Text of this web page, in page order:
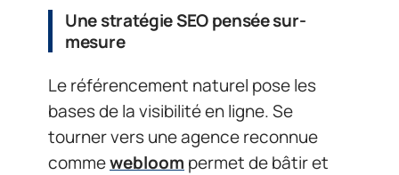
Une stratégie SEO pensée sur-
mesure
Le référencement naturel pose les
bases de la visibilité en ligne. Se
tourner vers une agence reconnue
commewebloom permet de bâtir et